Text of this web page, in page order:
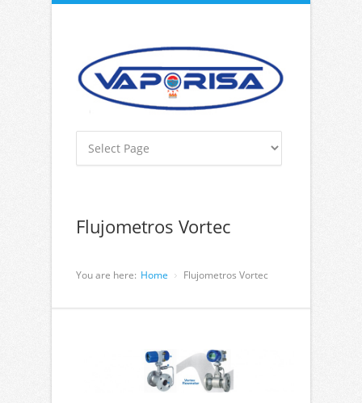
Flujometros Vortec
You are here: Home Flujometros Vortec